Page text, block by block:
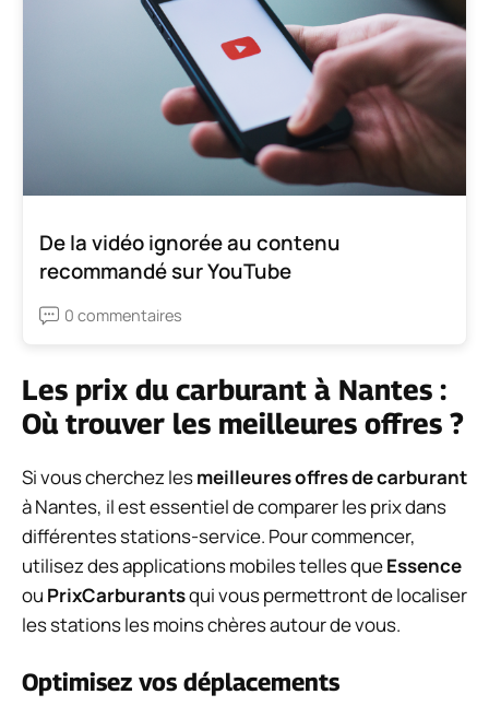
De la vidéo ignorée au contenu
recommandé sur YouTube
0 commentaires
Les prix du carburant à Nantes :
Où trouver les meilleures offres ?
Si vous cherchez lesmeilleures offres de carburant
à Nantes, il est essentiel de comparer les prix dans
différentes stations-service. Pour commencer,
utilisez des applications mobiles telles queEssence
ou PrixCarburantsqui vous permettront de localiser
les stations les moins chères autour de vous.
Optimisez vos déplacements